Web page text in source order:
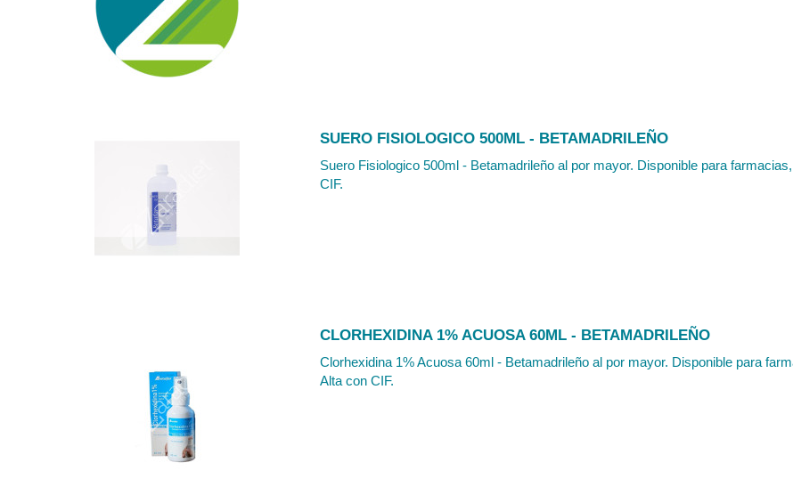
SUERO FISIOLOGICO 500ML - BETAMADRILEÑO
Suero Fisiologico 500ml - Betamadrileño al por mayor. Disponible para
CIF.
CLORHEXIDINA 1% ACUOSA 60ML - BETAMADRILEÑO
Clorhexidina 1% Acuosa 60ml - Betamadrileño al por mayor. Disponible para
Alta con CIF.